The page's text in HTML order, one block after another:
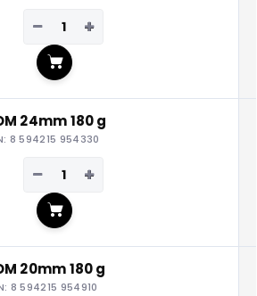
+
−
Do košíku
24mm 180 g
8 594215 954330
+
−
Do košíku
20mm 180 g
8 594215 954910